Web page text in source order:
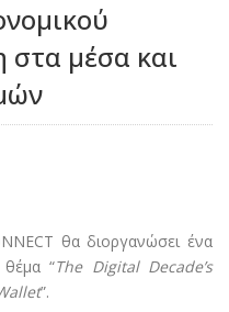
στα μέσα και
θα διοργανώσει ένα
“The Digital Decade’s
”.